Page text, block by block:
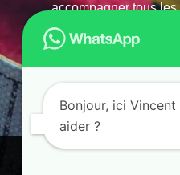
accompagner tous
© 2025 AU FILS
Ce site utilise des cookies. En
Bonjour, ici
aider ?